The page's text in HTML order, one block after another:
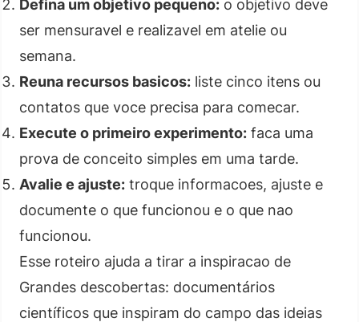
Defina um objetivo pequeno: o objetivo deve
ser mensuravel e realizavel em atelie ou
semana.
Reuna recursos basicos: liste cinco itens ou
contatos que voce precisa para comecar.
Execute o primeiro experimento: faca uma
prova de conceito simples em uma tarde.
Avalie e ajuste: troque informacoes, ajuste e
documente o que funcionou e o que nao
funcionou.
Esse roteiro ajuda a tirar a inspiracao de
Grandes descobertas: documentários
científicos que inspiram do campo das ideias